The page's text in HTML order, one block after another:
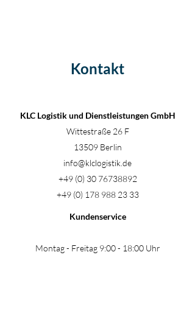
Kontakt
KLC Logistik und Dienstleistungen GmbH
Wittestraße 26 F
13509 Berlin
info@klclogistik.de
+49 (0) 30 76738892
+49 (0) 178 988 23 33
Kundenservice
Montag - Freitag 9:00 - 18:00 Uhr